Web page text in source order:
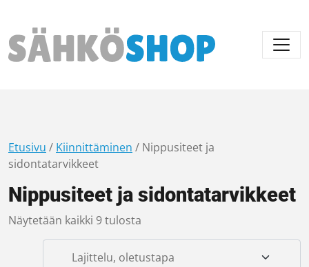
Päävalikko
Etusivu / Kiinnittäminen / Nippusiteet ja
sidontatarvikkeet
Nippusiteet ja sidontatarvikkeet
Näytetään kaikki 9 tulosta